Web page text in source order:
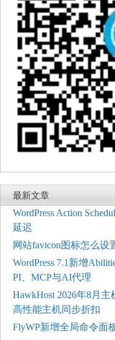
最新文章
WordPress Action
延迟
网站favicon图标怎么
WordPress 7.1新增
PI、MCP与AI代理
HawkHost 2026年8月主
高性能主机同步折扣
FlyWP新增全局命令面